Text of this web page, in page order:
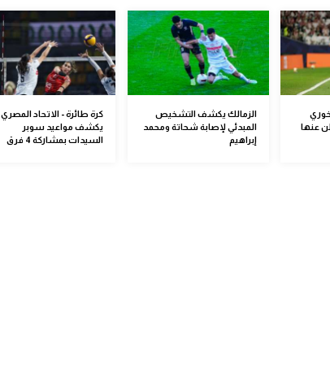
عنها
الزمالك يكشف التشخيص
المبدئي لإصابة شحاتة ومحمد
إبراهيم
كرة طائرة - الاتحاد المصري
يكشف مواعيد سوبر
السيدات بمشاركة 4 فرق